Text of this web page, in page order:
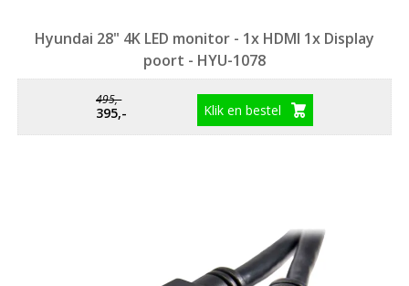
Hyundai 28" 4K LED monitor - 1x HDMI 1x Display
poort - HYU-1078
395,-
495,-
Klik en bestel